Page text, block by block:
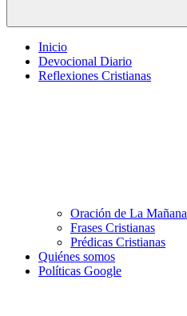
Inicio
Devocional Diario
Reflexiones Cristianas
Oración de La Mañana
Frases Cristianas
Prédicas Cristianas
Quiénes somos
Políticas Google